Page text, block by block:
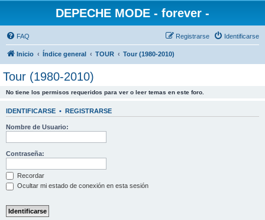
DEPECHE MODE - forever -
FAQ Identificarse
Registrarse
Inicio Índice general TOUR Tour (1980-2010)
Tour (1980-2010)
No tiene los permisos requeridos para ver o leer temas en este foro.
IDENTIFICARSE • REGISTRARSE
Nombre de Usuario:
Contraseña:
Recordar
Ocultar mi estado de conexión en esta sesión